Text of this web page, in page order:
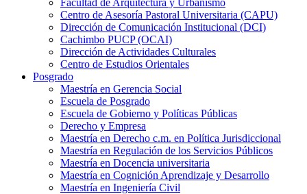
Facultad de Arquitectura y Urbanismo
Centro de Asesoría Pastoral Universitaria (CAPU)
Dirección de Comunicación Institucional (DCI)
Cachimbo PUCP (OCAI)
Dirección de Actividades Culturales
Centro de Estudios Orientales
Posgrado
Maestría en Gerencia Social
Escuela de Posgrado
Escuela de Gobierno y Políticas Públicas
Derecho y Empresa
Maestría en Derecho c.m. en Política Jurisdiccional
Maestría en Regulación de los Servicios Públicos
Maestría en Docencia universitaria
Maestría en Cognición Aprendizaje y Desarrollo
Maestría en Ingeniería Civil